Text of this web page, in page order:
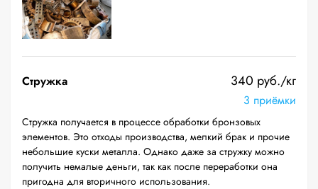
Стружка 340 руб./кг
3 приёмки
Стружка получается в процессе обработки бронзовых
элементов. Это отходы производства, мелкий брак и прочие
небольшие куски металла. Однако даже за стружку можно
получить немалые деньги, так как после переработки она
пригодна для вторичного использования.